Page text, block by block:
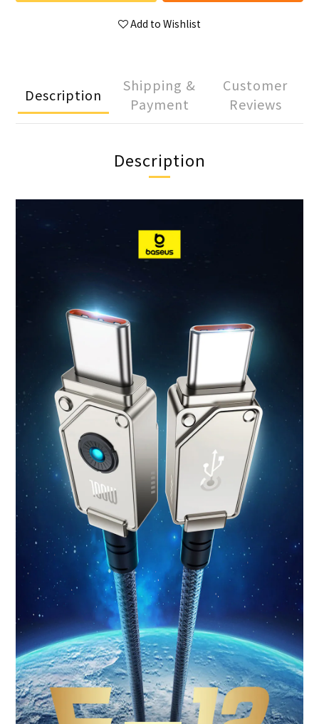
Add to Wishlist
Description
Shipping &
Payment
Customer
Reviews
Description